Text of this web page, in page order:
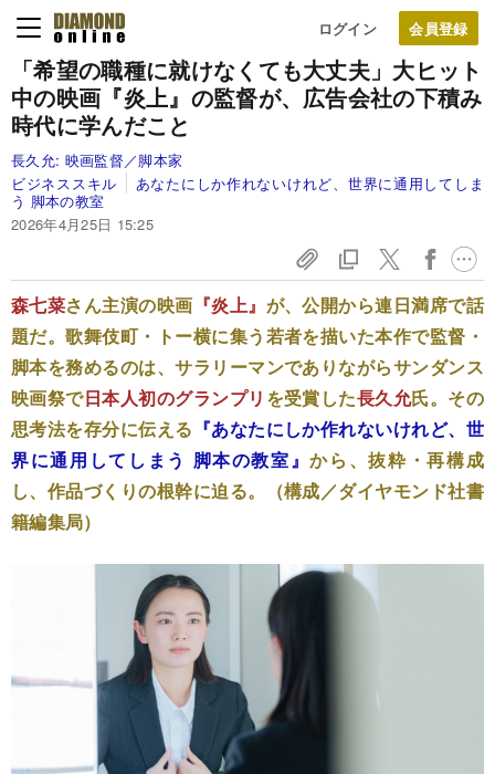
ログイン
「希望の職種に就けなくても大丈夫」大ヒット
中の映画『炎上』の監督が、広告会社の下積み
時代に学んだこと
長久允: 映画監督／脚本家
ビジネススキル
あなたにしか作れないけれど、世界に通用してしま
う 脚本の教室
2026年4月25日 15:25
森七菜さん主演の映画 『炎上』 が、公開から連日満席で話
題だ。歌舞伎町・トー横に集う若者を描いた本作で監督・
脚本を務めるのは、サラリーマンでありながらサンダンス
映画祭で日本人初のグランプリ を受賞した長久允氏。その
思考法を存分に伝える 『あなたにしか作れないけれど、世
界に通用してしまう 脚本の教室』から、抜粋・再構成
し、作品づくりの根幹に迫る。（構成／ダイヤモンド社書
籍編集局）